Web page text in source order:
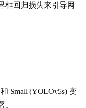
框回归损失来引导网
Small (YOLOv5s) 变
。